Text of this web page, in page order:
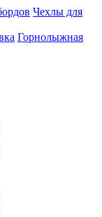
Чехлы для
Горнолыжная